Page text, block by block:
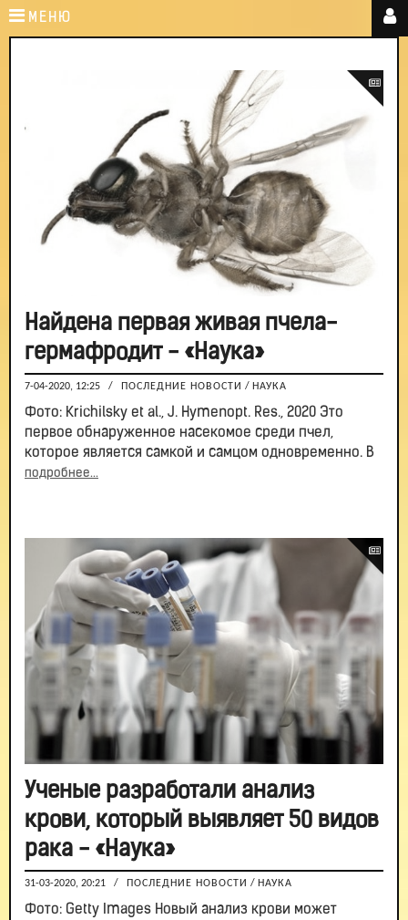
МЕНЮ
Найдена первая живая пчела-
гермафродит - «Наука»
7-04-2020, 12:25 / ПОСЛЕДНИЕ НОВОСТИ / НАУКА
Фото: Krichilsky et al., J. Hymenopt. Res., 2020 Это
первое обнаруженное насекомое среди пчел,
которое является самкой и самцом одновременно. В
подробнее...
Ученые разработали анализ
крови, который выявляет 50 видов
рака - «Наука»
31-03-2020, 20:21 / ПОСЛЕДНИЕ НОВОСТИ / НАУКА
Фото: Getty Images Новый анализ крови может